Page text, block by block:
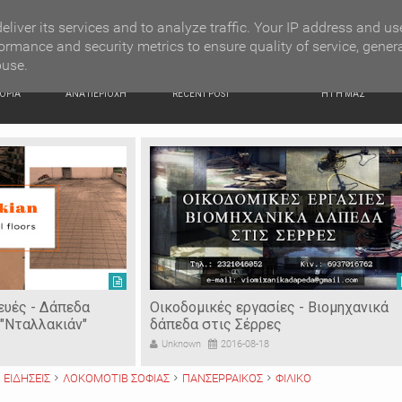
ΑΝΑ ΠΕΡΙΟΧΗ RECENT POST Η ΓΗ ΜΑΣ
- Δάπεδα
Οικοδομικές εργασίες - Βιομηχανικά
δάπεδα στις Σέρρες
Unknown 2016-08-18
ΕΙΔΗΣΕΙΣ ΛΟΚΟΜΟΤΙΒ ΣΟΦΙΑΣ ΠΑΝΣΕΡΡΑΙΚΟΣ ΦΙΛΙΚΟ
its services and to analyze traffic. Your IP address and
and security metrics to ensure quality of service,